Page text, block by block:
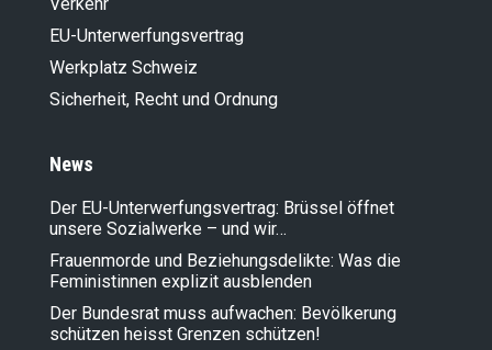
EU-Unterwerfungsvertrag
Werkplatz Schweiz
Sicherheit, Recht und Ordnung
News
Der EU-Unterwerfungsvertrag: Brüssel öffnet
unsere Sozialwerke – und wir…
Frauenmorde und Beziehungsdelikte: Was die
Feministinnen explizit ausblenden
Der Bundesrat muss aufwachen: Bevölkerung
schützen heisst Grenzen schützen!